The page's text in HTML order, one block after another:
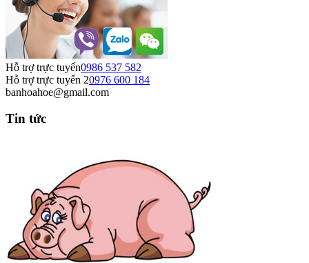
Hỗ trợ trực tuyến0986 537 582
Hỗ trợ trực tuyến 20976 600 184
banhoahoe@gmail.com
Tin tức